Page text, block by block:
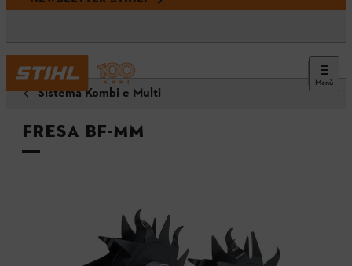
Menù
Sistema Kombi e Multi
Fresa BF-MM